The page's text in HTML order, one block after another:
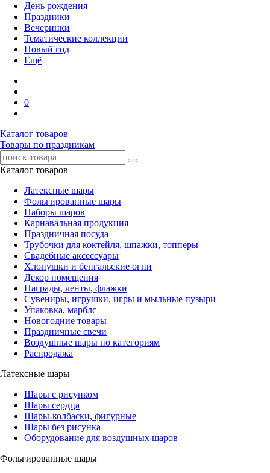
День рождения
Праздники
Вечеринки
Тематические коллекции
Новый год
Ещё
0
Каталог товаров
Товары по праздникам
Каталог товаров
Латексные шары
Фольгированные шары
Наборы шаров
Карнавальная продукция
Праздничная посуда
Трубочки для коктейля, шпажки, топперы
Свадебные аксессуары
Хлопушки и бенгальские огни
Декор помещения
Награды, ленты, флажки
Сувениры, игрушки, игры и мыльные пузыри
Упаковка, марблс
Новогодние товары
Праздничные свечи
Воздушные шары по категориям
Распродажа
Латексные шары
Шары с рисунком
Шары сердца
Шары-колбаски, фигурные
Шары без рисунка
Оборудование для воздушных шаров
Фольгированные шары